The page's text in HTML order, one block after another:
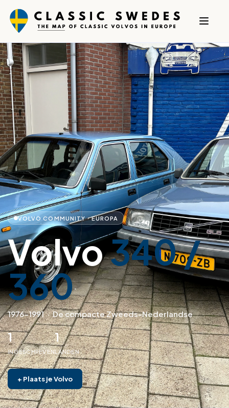
VOLVO COMMUNITY · EUROPA
Volvo340 /
360
1976–1991·De compacte Zweeds-Nederlandse
1
INGESCHREVEN
1
LANDEN
+ Plaats je Volvo